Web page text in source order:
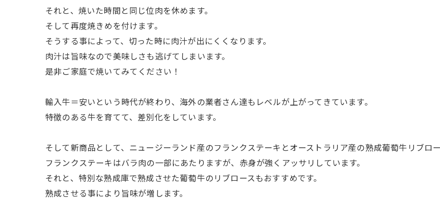
それと、焼いた時間と同じ位肉を休めます。
そして再度焼きめを付けます。
そうする事によって、切った時に肉汁が出にくくなります。
肉汁は旨味なので美味しさも逃げてしまいます。
是非ご家庭で焼いてみてください！
輸入牛＝安いという時代が終わり、海外の業者さん達もレベルが上がってきています。
特徴のある牛を育てて、差別化をしています。
そして新商品として、ニュージーランド産のフランクステーキとオーストラリア産の熟成葡萄牛リブロ
フランクステーキはバラ肉の一部にあたりますが、赤身が強くアッサリしています。
それと、特別な熟成庫で熟成させた葡萄牛のリブロースもおすすめです。
熟成させる事により旨味が増します。